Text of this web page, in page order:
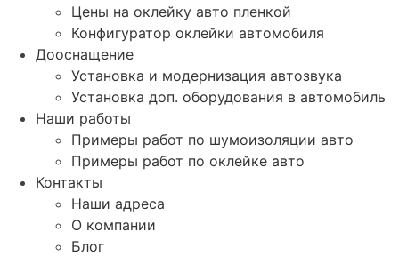
Цены на оклейку авто пленкой
Конфигуратор оклейки автомобиля
Дооснащение
Установка и модернизация автозвука
Установка доп. оборудования в автомобиль
Наши работы
Примеры работ по шумоизоляции авто
Примеры работ по оклейке авто
Контакты
Наши адреса
О компании
Блог